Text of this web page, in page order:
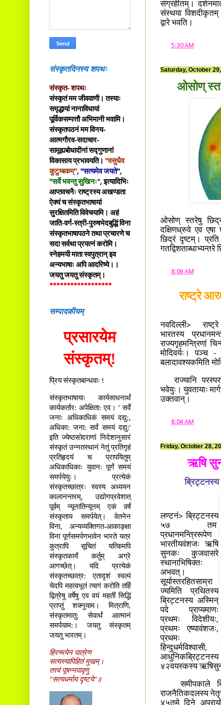
संग्रहीतम्।
संस्थया
द्वारे भवति।
5:30 AM
Saturday, October
ओसोण्
ओसोण् स्तरेषु
दक्षिणध्रुवे एव एषा
छिद्रं दृष्टम्।
8:06 AM
राष्ट्रे
नवदिल्ली>
भारतस्य
राज्यगृहमन्त्रिणां
मोदिवर्यः। पञ्च
बलादावश्यकमिति
राज्यानि
भवेयुः। युवतायाः
उक्तवान्।
8:04 AM
Friday, October 28,
ऋषि
ब्रिट्टनस्य
लण्टनं> ब्रिट्टनस्य
५७ तम
प्रधानमन्त्रिरूपेण
भारतीयवंशजः ऋषि
सुनकः कुजवासरे
स्थानाभिषिक्तः
अभवत्।
सूर्यास्तरहितसाम्रा
ज्यमिति प्रथितस्य
ब्रिट्टनस्य अस्मिन्
पदे प्राप्यमाणः
प्रथमः विदेशीयः,
प्रथमः एष्यावंशजः,
प्रथमः
हिन्दुधर्मविश्वासी,
आधुनिकब्रिट्टनस्य
४२वयस्कस्य
समीपकाले
राजनैतिकदलस्य
संस्कृतदिनस्य शपथः
संस्कृत- शपथः
संस्कृतं मम जीववाणी। तस्याः
समृद्धायां नानाविधायां
पूर्विकसम्पत्तौ अभिमानी भवामि।
संस्कृतपठनं मम विनय-
आत्मगौरव-सदाचार-
सामूह्यबोधादीनां सद्गुणानां
विकासाय प्रभावयति। "वसुधैव
कुटुम्बकम्", "सत्यमेव जयते",
"सर्वे भवन्तु सुखिनः", इत्यादिभिः
आप्तवचनैः राष्ट्रस्य अखण्डता
ऐक्यं च संस्कृतभाषायां
सुरक्षितमिति विवेचयामि। अहं
जाति-वर्ग-स्त्री-पुरुषभेदबुद्धिं विना
संस्कृतभाषापठने तथा प्रचारणे च
सदा सर्वथा प्रयत्नं करोमि।
स्नेहमयी माता स्वपुत्रान् इव
अन्यभाषाः अपि आदरिष्ये।।
जयतु जयतु संस्कृतम्।
******************
सम्पादकीयम्
प्रसारयेम
संस्कृतम्!
प्रिय संस्कृतबान्धवाः !
संस्कृतभाषायाः कार्यसाधनार्थं
कार्यकर्तार: अपेक्षिता: एव। ' सर्वे
जनाः अधिकाधिकं समयं दद्यु:,
अधिका: जना: सर्वं समयं दद्यु:'
इति ज्येष्ठसोदराणां निदेशानुसारं
संस्कृतं उन्नतस्थानं नेतुं प्रतिगृहं
प्रतिहृदयं च प्रापयितुम्
अधिकाधिकाः युवानः पूर्णं समयं
समर्पयेयुः। प्रत्येकं
संस्कृतच्छात्रः स्वस्य अध्ययन
कालानन्तरम्, उद्योगप्रवेशात्
पूर्वम् न्यूनातिन्यूनम् एकं वर्षं
संस्कृताय समर्पयेत्। वेतनेन
विना, अन्यव्यक्तिगत-आकाङ्क्षा
विना पूर्णसमर्पणभावेन भारते यत्र
कुत्रापि सूचितं यत्किमपि
संस्कृतकार्यं कर्तुम् अग्रे
आगच्छेत्। यदि प्रत्येकं
संस्कृतच्छात्र: एतादृशं स्वल्पं
चेदपि महत्वभूतं त्यागं करोति तर्हि
द्वित्रेषु वर्षेषु एव वयं महतीं सिद्धिं
प्राप्तुं शक्नुयाम। मित्राणि,
संस्कृतमातु: सेवार्थं आत्मानं
समर्पयाम:। जयतु संस्कृतम्
जयतु भारतम्।
हिरण्मयेन पात्रेण
सत्यस्यापिहितं मुखम्।
तत्त्वं पूषन्नपावृणु
"सत्यधर्माय दृष्टये"॥